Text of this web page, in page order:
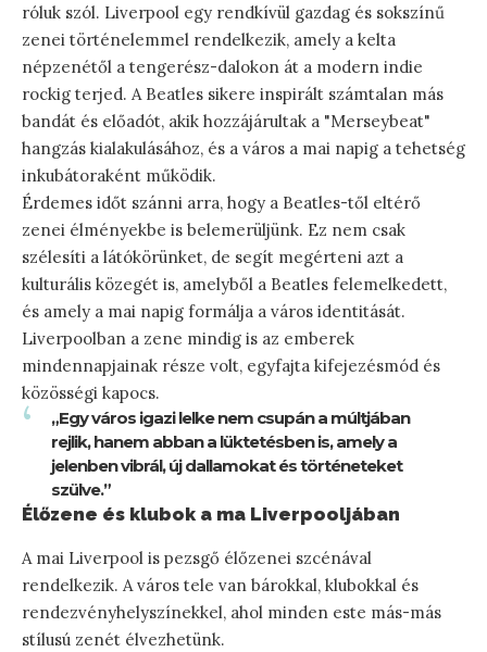
róluk szól. Liverpool egy rendkívül gazdag és sokszínű
zenei történelemmel rendelkezik, amely a kelta
népzenétől a tengerész-dalokon át a modern indie
rockig terjed. A Beatles sikere inspirált számtalan más
bandát és előadót, akik hozzájárultak a "Merseybeat"
hangzás kialakulásához, és a város a mai napig a tehetség
inkubátoraként működik.
Érdemes időt szánni arra, hogy a Beatles-től eltérő
zenei élményekbe is belemerüljünk. Ez nem csak
szélesíti a látókörünket, de segít megérteni azt a
kulturális közegét is, amelyből a Beatles felemelkedett,
és amely a mai napig formálja a város identitását.
Liverpoolban a zene mindig is az emberek
mindennapjainak része volt, egyfajta kifejezésmód és
közösségi kapocs.
„Egy város igazi lelke nem csupán a múltjában
rejlik, hanem abban a lüktetésben is, amely a
jelenben vibrál, új dallamokat és történeteket
szülve.”
Élőzene és klubok a ma Liverpooljában
A mai Liverpool is pezsgő élőzenei szcénával
rendelkezik. A város tele van bárokkal, klubokkal és
rendezvényhelyszínekkel, ahol minden este más-más
stílusú zenét élvezhetünk.